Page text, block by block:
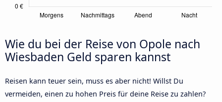
Wie du bei der Reise von Opole nach
Wiesbaden Geld sparen kannst
Reisen kann teuer sein, muss es aber nicht! Willst Du
vermeiden, einen zu hohen Preis für deine Reise zu zahlen?